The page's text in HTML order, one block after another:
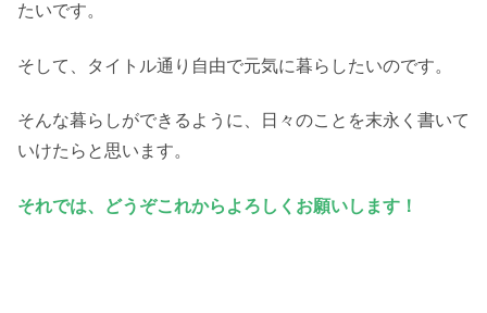
たいです。
そして、タイトル通り自由で元気に暮らしたいのです。
そんな暮らしができるように、日々のことを末永く書いて
いけたらと思います。
それでは、どうぞこれからよろしくお願いします！